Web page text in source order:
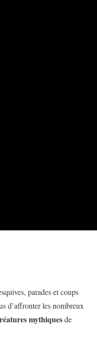
parades et coups
d’affronter les nombreux
mythiquesde